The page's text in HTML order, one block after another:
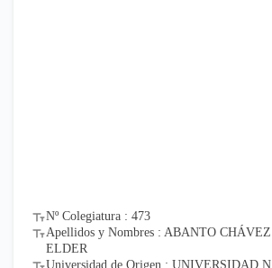
Nº Colegiatura : 473
Apellidos y Nombres : ABANTO
ELDER
Universidad de Origen : UNIVERSIDAD